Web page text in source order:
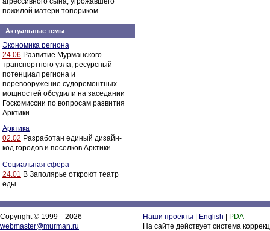
пожилой матери топориком
Актуальные темы
Экономика региона
24.06 Развитие Мурманского
транспортного узла, ресурсный
потенциал региона и
перевооружение судоремонтных
мощностей обсудили на заседании
Госкомиссии по вопросам развития
Арктики
Арктика
02.02 Разработан единый дизайн-
код городов и поселков Арктики
Социальная сфера
24.01 В Заполярье откроют театр
еды
Copyright © 1999—2026
webmaster@murman.ru
Наши проекты English
PDA
На сайте действует система